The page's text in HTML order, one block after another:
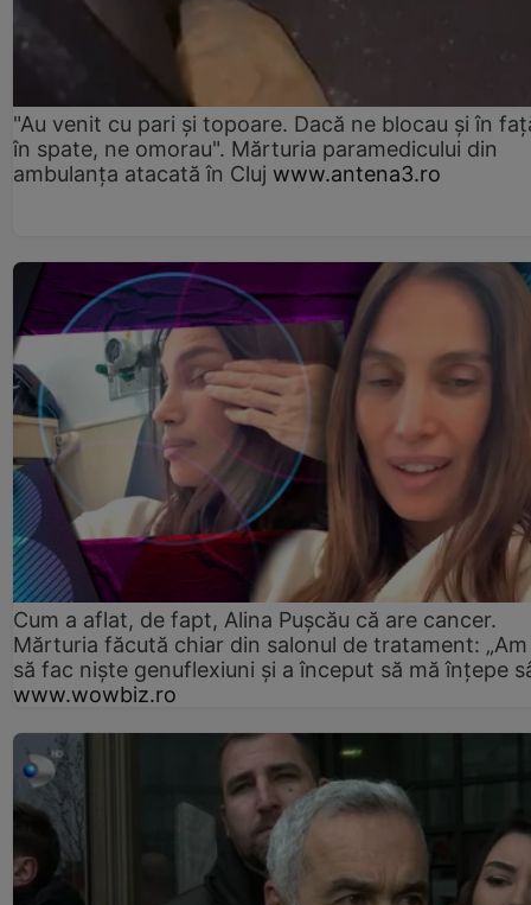
"Au venit cu pari și topoare. Dacă ne blocau şi în
în spate, ne omorau". Mărturia paramedicului din
ambulanţa atacată în Cluj www.antena3.ro
Cum a aflat, de fapt, Alina Pușcău că are cancer.
Mărturia făcută chiar din salonul de tratament:
să fac niște genuflexiuni și a început să mă înțepe
www.wowbiz.ro